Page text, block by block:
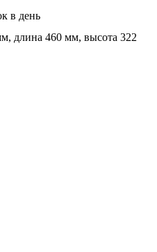
в день
длина 460 мм, высота 322